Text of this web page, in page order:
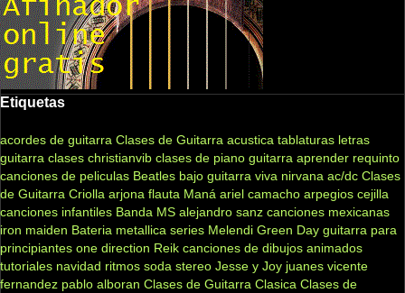
Etiquetas
acordes de guitarra Clases de Guitarra acustica tablaturas letras
guitarra clases christianvib clases de piano guitarra aprender requinto
canciones de peliculas Beatles bajo guitarra viva nirvana ac/dc Clases
de Guitarra Criolla arjona flauta Maná ariel camacho arpegios cejilla
canciones infantiles Banda MS alejandro sanz canciones mexicanas
iron maiden Bateria metallica series Melendi Green Day guitarra para
principiantes one direction Reik canciones de dibujos animados
tutoriales navidad ritmos soda stereo Jesse y Joy juanes vicente
fernandez pablo alboran Clases de Guitarra Clasica Clases de